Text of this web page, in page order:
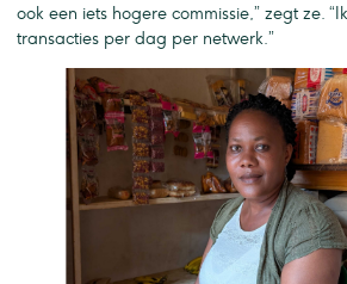
ook een iets hogere commissie,” zegt ze.
transacties per dag per netwerk.”